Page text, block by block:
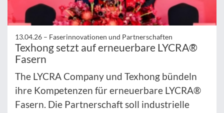
13.04.26 – Faserinnovationen und Partnerschaften
Texhong setzt auf erneuerbare LYCRA®
Fasern
The LYCRA Company und Texhong bündeln
ihre Kompetenzen für erneuerbare LYCRA®
Fasern. Die Partnerschaft soll industrielle